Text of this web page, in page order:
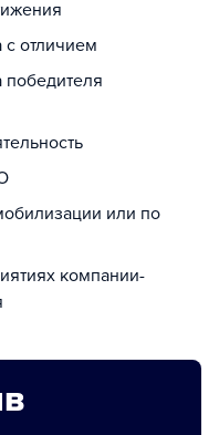
отличием
победителя
или по
компании-